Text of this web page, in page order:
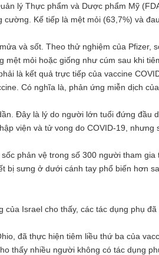
lý Thực phẩm và Dược phẩm Mỹ
Kế tiếp là mệt mỏi (63,7%) và
và sốt. Theo thử nghiệm của Pfizer,
mỏi hoặc giống như cúm sau khi
là kết quả trực tiếp của vaccine
Có nghĩa là, phản ứng miễn dịch
Đây là lý do người lớn tuổi đứng đầu
viện và tử vong do COVID-19, nhưng
phản vệ trong số 300 người tham gia
bị sưng ở dưới cánh tay phổ biến hơn
Israel cho thấy, các tác dụng phụ đã
đã thực hiện tiêm liều thứ ba của
thấy nhiều người không có tác dụng